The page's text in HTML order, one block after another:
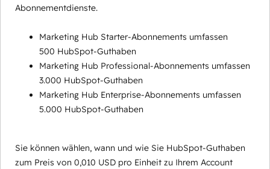
Abonnementdienste.
Marketing Hub Starter-Abonnements umfassen
500 HubSpot-Guthaben
Marketing Hub Professional-Abonnements umfassen
3.000 HubSpot-Guthaben
Marketing Hub Enterprise-Abonnements umfassen
5.000 HubSpot-Guthaben
Sie können wählen, wann und wie Sie HubSpot-Guthaben
zum Preis von 0,010 USD pro Einheit zu Ihrem Account